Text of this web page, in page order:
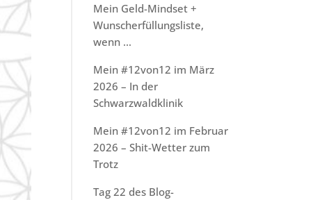
Mein Geld-Mindset +
Wunscherfüllungsliste,
wenn …
Mein #12von12 im März
2026 – In der
Schwarzwaldklinik
Mein #12von12 im Februar
2026 – Shit-Wetter zum
Trotz
Tag 22 des Blog-